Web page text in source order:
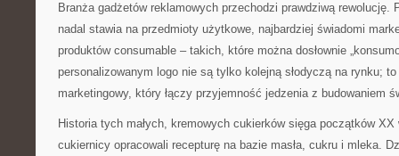
Branża gadżetów reklamowych przechodzi prawdziwą
nadal stawia na przedmioty użytkowe, najbardziej świadomi
produktów consumable – takich, które można dosłownie
personalizowanym logo nie są tylko kolejną słodyczą na rynku;
marketingowy, który łączy przyjemność jedzenia z budowaniem
Historia tych małych, kremowych cukierków sięga początków
cukiernicy opracowali recepturę na bazie masła, cukru i mleka.